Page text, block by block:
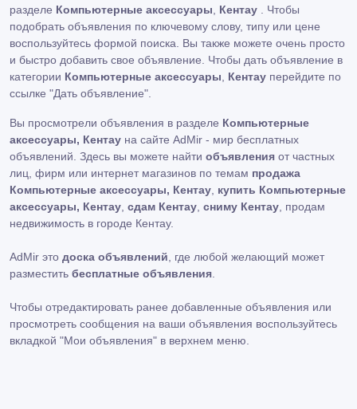
разделе Компьютерные аксессуары Кентау . Чтобы
подобрать объявления по ключевому слову, типу или цене
воспользуйтесь формой поиска. Вы также можете очень просто
и быстро добавить свое объявление. Чтобы дать объявление в
категории Компьютерные аксессуары Кентау перейдите по
ссылке "Дать объявление"
Вы просмотрели объявления в разделе Компьютерные
аксессуары, Кентау на сайте AdMir - мир бесплатных
объявлений. Здесь вы можете найти объявления от частных
лиц, фирм или интернет магазинов по темам продажа
Компьютерные аксессуары, Кентау купить Компьютерные
аксессуары, Кентау сдам Кентау сниму Кентау , продам
недвижимость в городе Кентау.
AdMir это доска объявлений , где любой желающий может
разместить бесплатные объявления
Чтобы отредактировать ранее добавленные объявления или
просмотреть сообщения на ваши объявления воспользуйтесь
вкладкой "Мои объявления" в верхнем меню.